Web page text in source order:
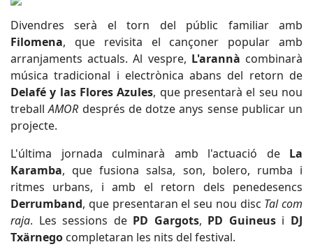
Divendres serà el torn del públic familiar amb
Filomena, que revisita el cançoner popular amb
arranjaments actuals. Al vespre, L'arannà combinarà
música tradicional i electrònica abans del retorn de
Delafé y las Flores Azules, que presentarà el seu nou
treballAMOR després de dotze anys sense publicar un
projecte.
L'última jornada culminarà amb l'actuació de La
Karamba, que fusiona salsa, son, bolero, rumba i
ritmes urbans, i amb el retorn dels penedesencs
Derrumband, que presentaran el seu nou disc Tal com
raja. Les sessions de PD Gargots, PD Guineusi DJ
Txärnego completaran les nits del festival.